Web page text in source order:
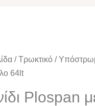
/Τρωκτικό/
64lt
Plospan